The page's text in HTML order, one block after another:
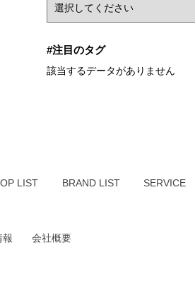
#注目のタグ
該当するデータがありません
LIST BRAND LIST SERVICE
報 会社概要